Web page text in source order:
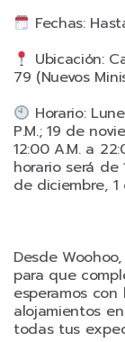
Fechas:
Ubicación:
79 (Nuevos
Horario:
P.M.; 19 de
12:00 A.M. a
horario será de
de diciembre,
Desde
para que
esperamos
alojamientos
todas tus